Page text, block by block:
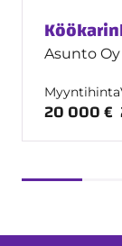
Asunto
Myyntihinta
20 000 €